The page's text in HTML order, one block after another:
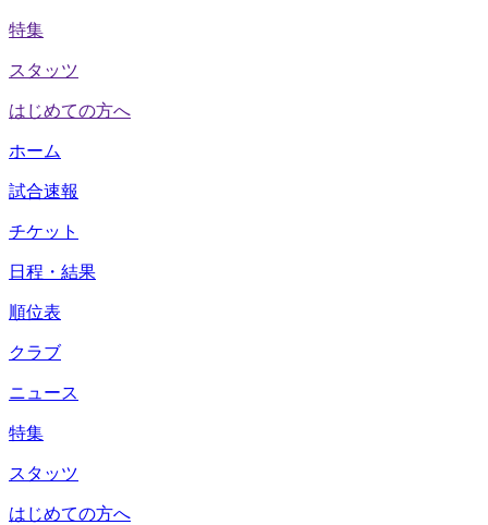
特集
スタッツ
はじめての方へ
ホーム
試合速報
チケット
日程・結果
順位表
クラブ
ニュース
特集
スタッツ
はじめての方へ